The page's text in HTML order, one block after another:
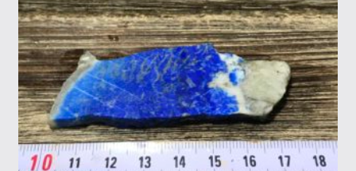
Ostoskori
Tietosuojaseloste
Tuotteet
Yritysinfo